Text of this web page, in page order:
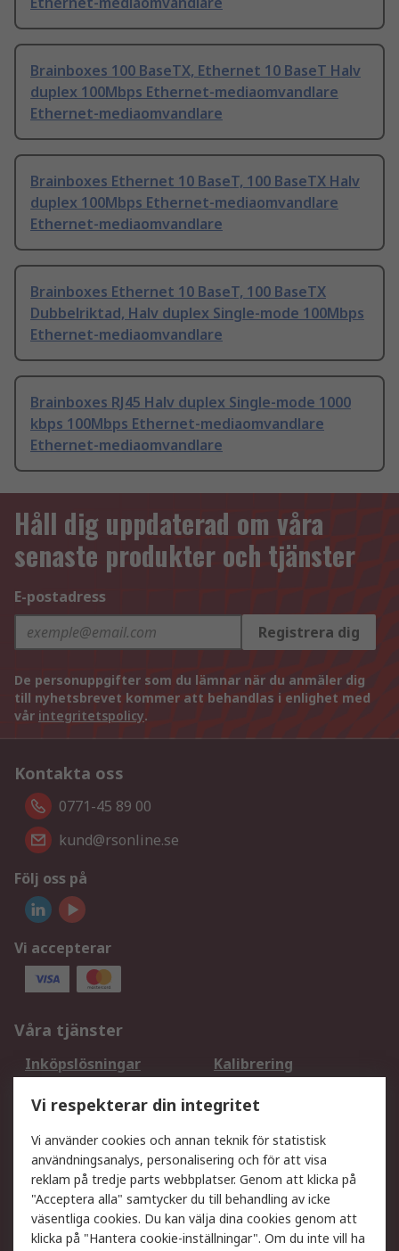
Brainboxes 100 BaseTX, Ethernet 10 BaseT Halv
duplex 100Mbps Ethernet-mediaomvandlare
Ethernet-mediaomvandlare
Brainboxes Ethernet 10 BaseT, 100 BaseTX Halv
duplex 100Mbps Ethernet-mediaomvandlare
Ethernet-mediaomvandlare
Brainboxes Ethernet 10 BaseT, 100 BaseTX
Dubbelriktad, Halv duplex Single-mode 100Mbps
Ethernet-mediaomvandlare
Brainboxes RJ45 Halv duplex Single-mode 1000
kbps 100Mbps Ethernet-mediaomvandlare
Ethernet-mediaomvandlare
Håll dig uppdaterad om våra
senaste produkter och tjänster
E-postadress
Registrera dig
De personuppgifter som du lämnar när du anmäler dig
till nyhetsbrevet kommer att behandlas i enlighet med
vår integritetspolicy.
Kontakta oss
0771-45 89 00
kund@rsonline.se
Följ oss på
Vi accepterar
Våra tjänster
Inköpslösningar
Kalibrering
DesignSpark
Teknisk Support
Ditt lokala säljteam
Exportlösningar
Support
Få hjälp
Retur av varor
Leverans
Spåra din order
Vi respekterar din integritet
Vi använder cookies och annan teknik för statistisk
användningsanalys, personalisering och för att visa
reklam på tredje parts webbplatser. Genom att klicka på
"Acceptera alla" samtycker du till behandling av icke
väsentliga cookies. Du kan välja dina cookies genom att
klicka på "Hantera cookie-inställningar". Om du inte vill ha